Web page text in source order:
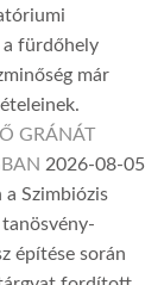
a fürdőhely
már
GRÁNÁT
2026-08-05
a Szimbiózis
építése során